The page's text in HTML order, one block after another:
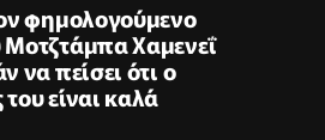
φημολογούμενο
Μοτζτάμπα Χαμενεΐ
να πείσει ότι ο
είναι καλά